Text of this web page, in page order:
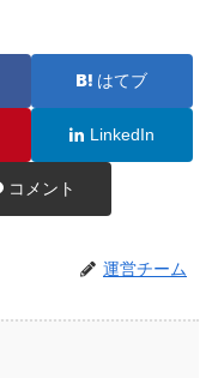
はてブ
LinkedIn
コメント
運営チーム